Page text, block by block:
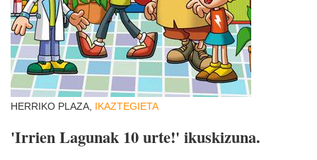
HERRIKO PLAZA, IKAZTEGIETA
'Irrien Lagunak 10 urte!' ikuskizuna.